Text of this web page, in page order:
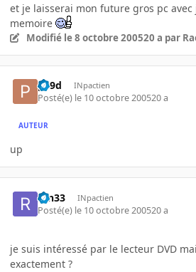
et je laisserai mon future gros pc
memoire
Modifié le 8 octobre 200520 a par
p19d INpactien
Posté(e) le 10 octobre 200520 a
AUTEUR
up
ren33 INpactien
Posté(e) le 10 octobre 200520 a
je suis intéressé par le lecteur DVD
exactement ?